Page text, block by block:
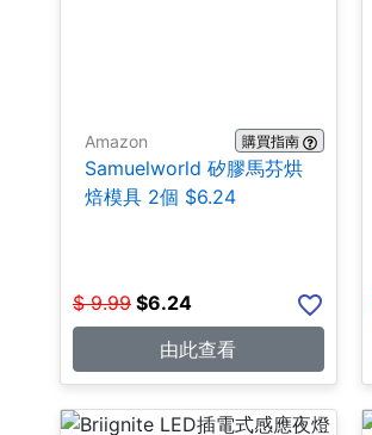
Amazon 購買指南
Samuelworld 矽膠馬芬烘
焙模具 2個 $6.24
$ 9.99 $6.24
由此查看